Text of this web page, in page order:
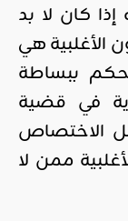
كان لا بد
الأغلبية هي
ببساطة
في قضية
الاختصاص
ممن لا